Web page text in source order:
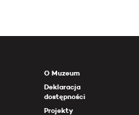
O Muzeum
Deklaracja
dostępności
Projekty